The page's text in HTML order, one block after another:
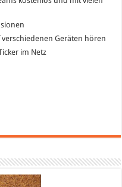
Geräten hören
im Netz